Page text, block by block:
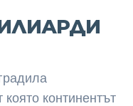
континентът